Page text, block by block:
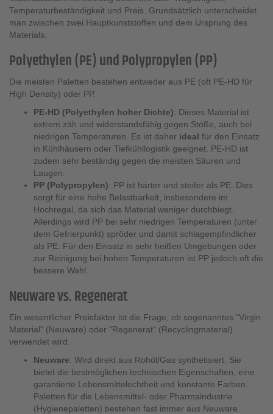
Temperaturbeständigkeit und Preis. Grundsätzlich unterscheidet
man zwischen zwei Hauptkunststoffen und dem Ursprung des
Materials.
Polyethylen (PE) und Polypropylen (PP)
Die meisten Paletten bestehen entweder aus PE (oft PE-HD für
High Density) oder PP.
PE-HD (Polyethylen hoher Dichte): Dieses Material ist
extrem zäh und widerstandsfähig gegen Stöße, auch bei
niedrigen Temperaturen. Es ist daher ideal für den Einsatz
in Kühlhäusern oder Tiefkühllogistik geeignet. PE-HD ist
zudem sehr beständig gegen die meisten Säuren und
Laugen.
PP (Polypropylen): PP ist härter und steifer als PE. Dies
sorgt für eine hohe Belastbarkeit, insbesondere im
Hochregal, da sich das Material weniger durchbiegt.
Allerdings wird PP bei sehr niedrigen Temperaturen (unter
dem Gefrierpunkt) spröder und damit schlagempfindlicher
als PE. Für den Einsatz in sehr heißen Umgebungen oder
zur Reinigung bei hohen Temperaturen ist PP jedoch oft die
bessere Wahl.
Neuware vs. Regenerat
Ein wesentlicher Preisfaktor ist die Frage, ob sogenanntes "Virgin
Material" (Neuware) oder "Regenerat" (Recyclingmaterial)
verwendet wird.
Neuware: Wird direkt aus Rohöl/Gas synthetisiert. Sie
bietet die bestmöglichen technischen Eigenschaften, eine
garantierte Lebensmittelechtheit und konstante Farben.
Paletten für die Lebensmittel- oder Pharmaindustrie
(Hygienepaletten) bestehen fast immer aus Neuware.